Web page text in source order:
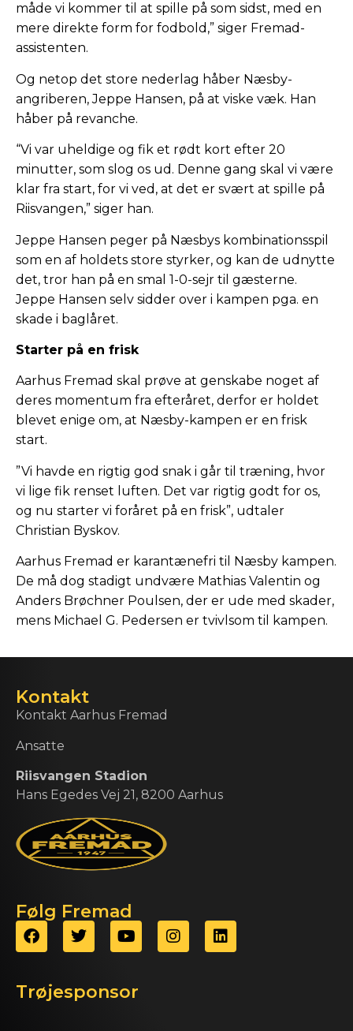
måde vi kommer til at spille på som sidst, med en
mere direkte form for fodbold,” siger Fremad-
assistenten.
Og netop det store nederlag håber Næsby-
angriberen, Jeppe Hansen, på at viske væk. Han
håber på revanche.
“Vi var uheldige og fik et rødt kort efter 20
minutter, som slog os ud. Denne gang skal vi være
klar fra start, for vi ved, at det er svært at spille på
Riisvangen,” siger han.
Jeppe Hansen peger på Næsbys kombinationsspil
som en af holdets store styrker, og kan de udnytte
det, tror han på en smal 1-0-sejr til gæsterne.
Jeppe Hansen selv sidder over i kampen pga. en
skade i baglåret.
Starter på en frisk
Aarhus Fremad skal prøve at genskabe noget af
deres momentum fra efteråret, derfor er holdet
blevet enige om, at Næsby-kampen er en frisk
start.
”Vi havde en rigtig god snak i går til træning, hvor
vi lige fik renset luften. Det var rigtig godt for os,
og nu starter vi foråret på en frisk”, udtaler
Christian Byskov.
Aarhus Fremad er karantænefri til Næsby kampen.
De må dog stadigt undvære Mathias Valentin og
Anders Brøchner Poulsen, der er ude med skader,
mens Michael G. Pedersen er tvivlsom til kampen.
Kontakt
Kontakt Aarhus Fremad
Ansatte
Riisvangen Stadion
Hans Egedes Vej 21, 8200 Aarhus
Følg Fremad
Trøjesponsor